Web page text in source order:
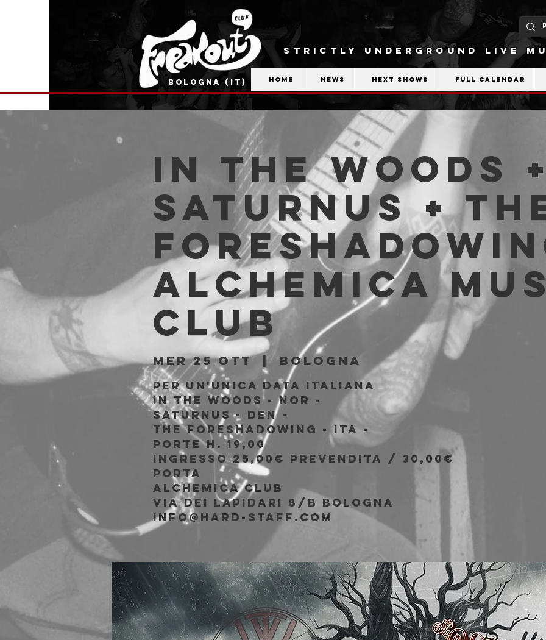
BOLOGNA (IT)
STRICTLY UNDERGROUND LIVE
Home News Next shows Full calendar
In The Woods
Saturnus +
Alchemica
Club
mer 25 ott
  |
Bologna
Per un'unica data italiana
In The Woods - NOR -
Saturnus - DEN -
The Foreshadowing - ITA -
Porte h. 19,00
Ingresso 25,00€ prevendita / 30,00€
porta
Alchemica Club
Via dei Lapidari 8/b Bologna
info@hard-staff.com